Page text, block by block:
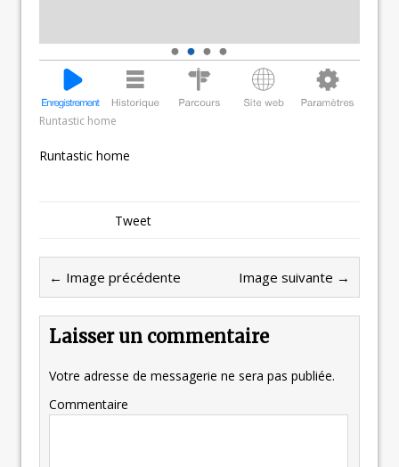
Runtastic home
Runtastic home
Tweet
← Image précédente Image suivante →
Laisser un commentaire
Votre adresse de messagerie ne sera pas publiée.
Commentaire